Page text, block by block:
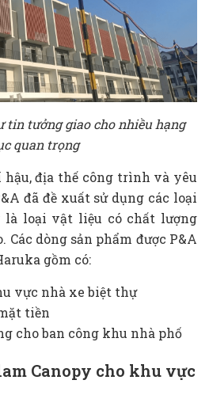
tin tưởng giao cho nhiều hạng
quan trọng
địa thế công trình và yêu
đã đề xuất sử dụng các loại
là loại vật liệu có chất lượng
dòng sản phẩm được P&A
gồm có:
vực nhà xe biệt thự
tiền
cho ban công khu nhà phố
Canopy cho khu vực